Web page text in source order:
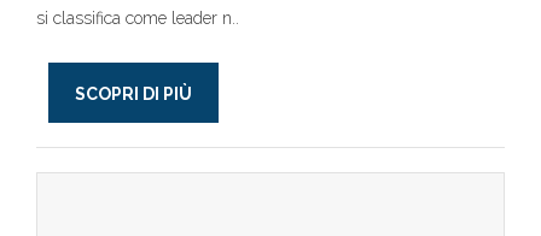
si classifica come leader n..
SCOPRI DI PIÙ